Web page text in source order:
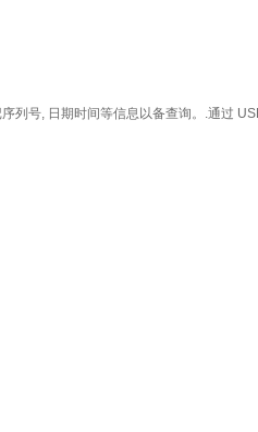
列号, 日期时间等信息以备查询。.通过